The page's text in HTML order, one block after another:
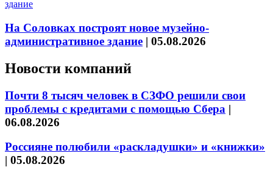
На Соловках построят новое музейно-
административное здание | 05.08.2026
Новости компаний
Почти 8 тысяч человек в СЗФО решили свои
проблемы с кредитами с помощью Сбера |
06.08.2026
Россияне полюбили «раскладушки» и «книжки»
| 05.08.2026